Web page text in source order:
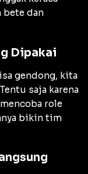
bete dan
Dipakai
gendong, kita
saja karena
role
bikin tim